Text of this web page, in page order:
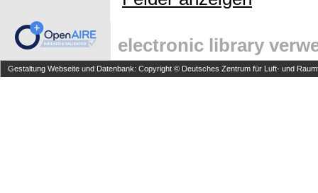
electronic library
Gestaltung Webseite und Datenbank: Copyright © Deutsches Zentrum für Luft- und